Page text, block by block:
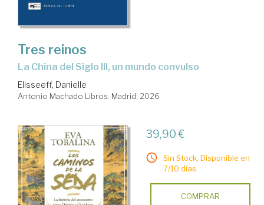
Tres reinos
La China del Siglo III, un mundo convulso
Elisseeff, Danielle
Antonio Machado Libros. Madrid, 2026
39,90 €
Sin Stock. Disponible en
7/10 días.
COMPRAR